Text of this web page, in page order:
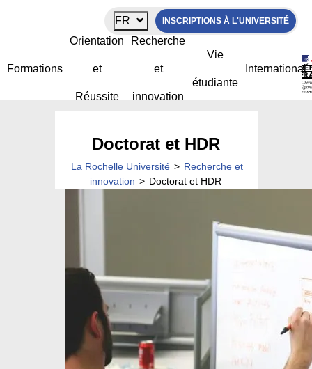
FR INSCRIPTIONS À L'UNIVERSITÉ
Formations
Orientation
et
Réussite
Recherche
et
innovation
Vie
étudiante
International
Doctorat et HDR
La Rochelle Université > Recherche et
innovation > Doctorat et HDR
Panneau de gestion des cookies